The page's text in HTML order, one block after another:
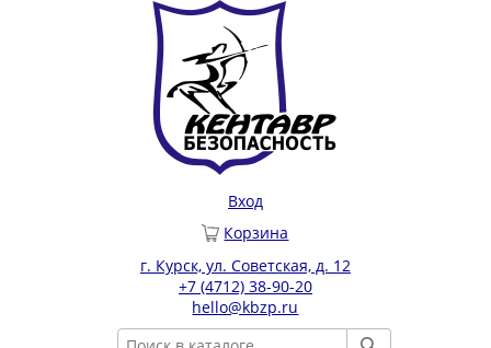
Вход
Корзина
г. Курск, ул. Советская, д. 12
+7 (4712) 38-90-20
hello@kbzp.ru